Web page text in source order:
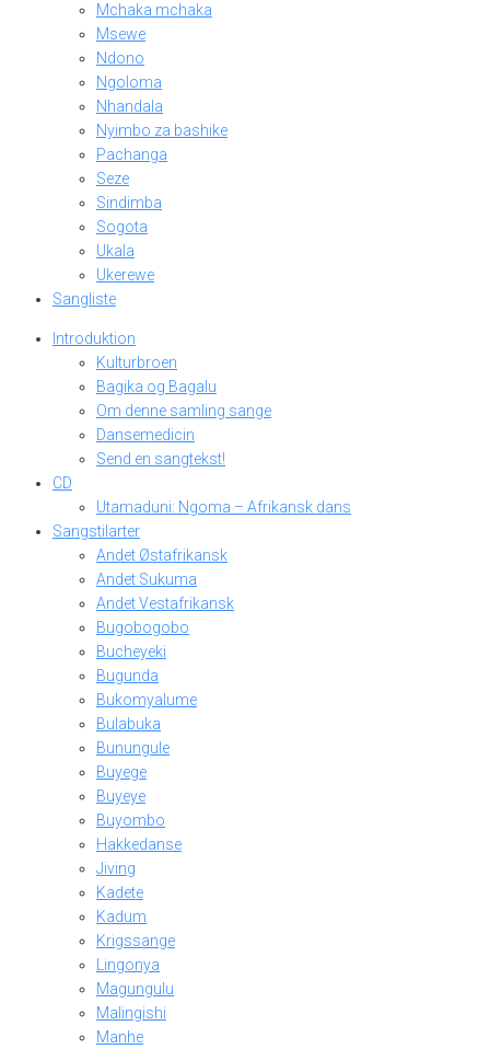
Mchaka mchaka
Msewe
Ndono
Ngoloma
Nhandala
Nyimbo za bashike
Pachanga
Seze
Sindimba
Sogota
Ukala
Ukerewe
Sangliste
Introduktion
Kulturbroen
Bagika og Bagalu
Om denne samling sange
Dansemedicin
Send en sangtekst!
CD
Utamaduni: Ngoma – Afrikansk dans
Sangstilarter
Andet Østafrikansk
Andet Sukuma
Andet Vestafrikansk
Bugobogobo
Bucheyeki
Bugunda
Bukomyalume
Bulabuka
Bunungule
Buyege
Buyeye
Buyombo
Hakkedanse
Jiving
Kadete
Kadum
Krigssange
Lingonya
Magungulu
Malingishi
Manhe